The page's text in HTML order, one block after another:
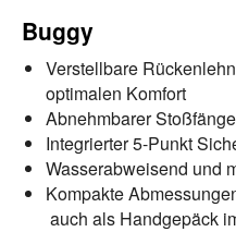
Buggy
Verstellbare
optimalen Komfort
Abnehmbarer
Integrierter 5-Punkt
Wasserabweisend und
Kompakte
auch als Handgepäck